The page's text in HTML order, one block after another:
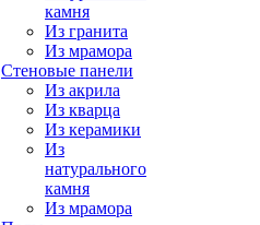
камня
Из гранита
Из мрамора
Стеновые панели
Из акрила
Из кварца
Из керамики
Из
натурального
камня
Из мрамора